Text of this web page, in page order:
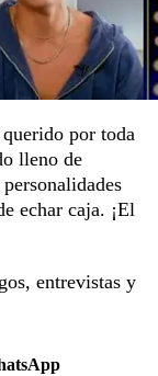
por toda
lleno de
echar caja. ¡El
entrevistas y